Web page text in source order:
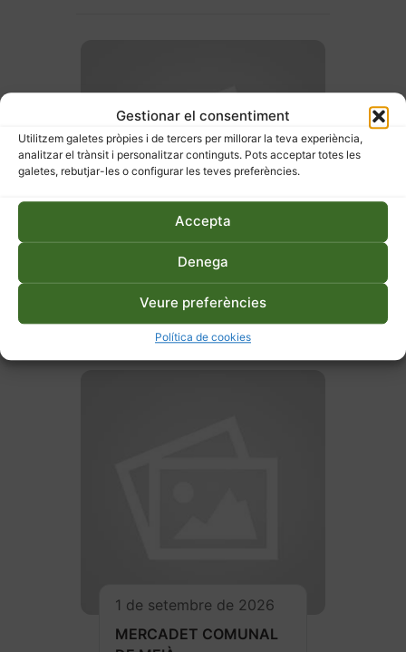
Gestionar el consentiment
Utilitzem galetes pròpies i de tercers per millorar la teva experiència,
analitzar el trànsit i personalitzar continguts. Pots acceptar totes les
galetes, rebutjar-les o configurar les teves preferències.
Accepta
Denega
Veure preferències
Política de cookies
27 d'abril de 2026
Hort ecològic a terra o en
taula – Primavera
1 de setembre de 2026
MERCADET COMUNAL